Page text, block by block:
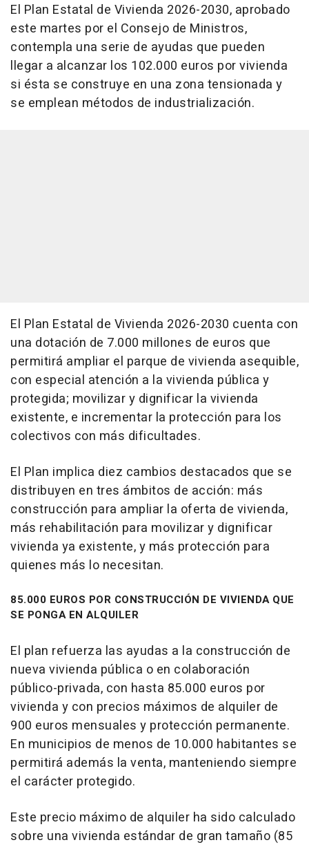
El Plan Estatal de Vivienda 2026-2030, aprobado
este martes por el Consejo de Ministros,
contempla una serie de ayudas que pueden
llegar a alcanzar los 102.000 euros por vivienda
si ésta se construye en una zona tensionada y
se emplean métodos de industrialización.
El Plan Estatal de Vivienda 2026-2030 cuenta con
una dotación de 7.000 millones de euros que
permitirá ampliar el parque de vivienda asequible,
con especial atención a la vivienda pública y
protegida; movilizar y dignificar la vivienda
existente, e incrementar la protección para los
colectivos con más dificultades.
El Plan implica diez cambios destacados que se
distribuyen en tres ámbitos de acción: más
construcción para ampliar la oferta de vivienda,
más rehabilitación para movilizar y dignificar
vivienda ya existente, y más protección para
quienes más lo necesitan.
85.000 EUROS POR CONSTRUCCIÓN DE VIVIENDA QUE
SE PONGA EN ALQUILER
El plan refuerza las ayudas a la construcción de
nueva vivienda pública o en colaboración
público-privada, con hasta 85.000 euros por
vivienda y con precios máximos de alquiler de
900 euros mensuales y protección permanente.
En municipios de menos de 10.000 habitantes se
permitirá además la venta, manteniendo siempre
el carácter protegido.
Este precio máximo de alquiler ha sido calculado
sobre una vivienda estándar de gran tamaño (85